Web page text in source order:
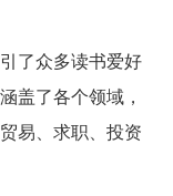
了众多读书爱好
盖了各个领域，
易、求职、投资